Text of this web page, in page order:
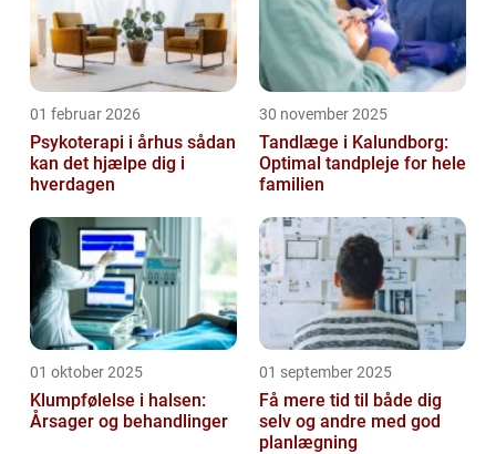
01 februar 2026
Psykoterapi i århus sådan
kan det hjælpe dig i
hverdagen
30 november 2025
Tandlæge i Kalundborg:
Optimal tandpleje for hele
familien
01 oktober 2025
Klumpfølelse i halsen:
Årsager og behandlinger
01 september 2025
Få mere tid til både dig
selv og andre med god
planlægning